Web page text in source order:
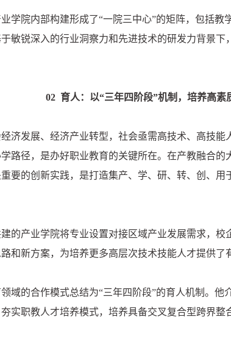
学院内部构建形成了“一院三中心”的矩阵，包括
敏锐深入的行业洞察力和先进技术的研发力背景下
02 育人：以“三年四阶段”机制，培养高素
济发展、经济产业转型，社会亟需高技术、高技
路径，是办好职业教育的关键所在。在产教融合的
要的创新实践，是打造集产、学、研、转、创、
的产业学院将专业设置对接区域产业发展需求，
和新方案，为培养更多高层次技术技能人才提供了
域的合作模式总结为“三年四阶段”的育人机制。他
实职教人才培养模式，培养具备交叉复合型跨界整